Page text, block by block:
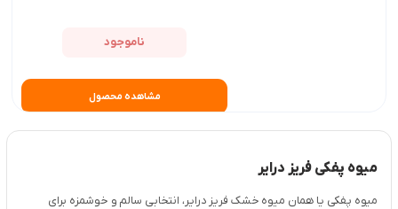
ناموجود
مشاهده محصول
میوه پفکی فریز درایر
میوه پفکی یا همان میوه خشک فریز درایر، انتخابی سالم و خوشمزه برای